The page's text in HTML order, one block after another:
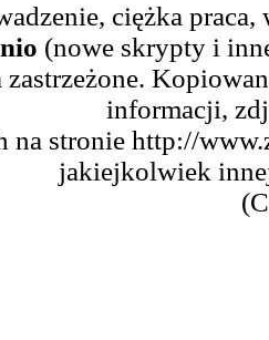
ciężka
(nowe skrypty i
informacji,
na stronie http://
jakiejkolwiek